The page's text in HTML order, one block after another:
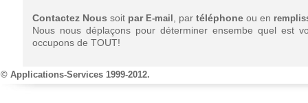
Contactez Nous soit par E-mail , partéléphone ou en
Nous nous déplaçons pour déterminer ensembe quel est
occupons de TOUT!
© Applications-Services 1999-2012.